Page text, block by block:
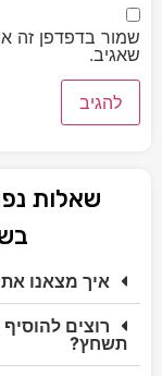
שמור בדפדפן זה
שאגיב.
שאלות
איך מצאנו
רוצים
תשחץ?